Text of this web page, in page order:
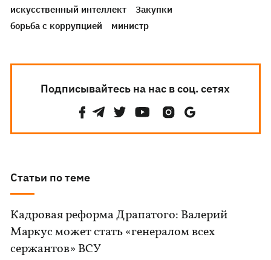
искусственный интеллект
Закупки
борьба с коррупцией
министр
Подписывайтесь на нас в соц. сетях
Статьи по теме
Кадровая реформа Драпатого: Валерий
Маркус может стать «генералом всех
сержантов» ВСУ